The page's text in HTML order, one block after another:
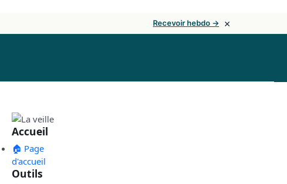
Recevoir hebdo → ×
Accueil
🏠 Page
d'accueil
Outils